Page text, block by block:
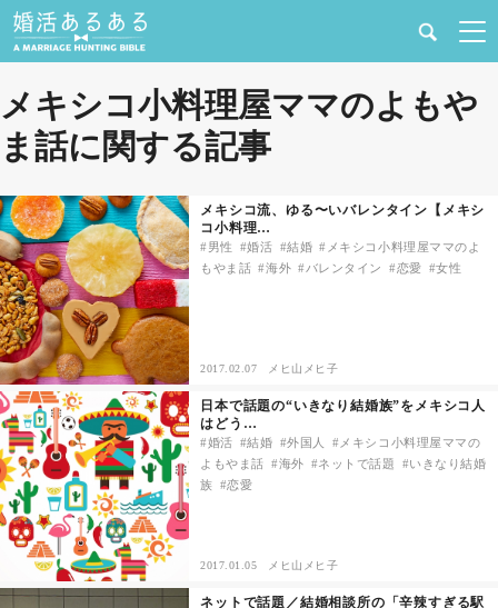
健康
婚活と結婚
恋愛の悩み
出会い
合コン・街コン
マッチングアプリ
結婚相談所
あるある
その他
メキシコ小料理屋ママのよもや
ま話に関する記事
メキシコ流、ゆる〜いバレンタイン【メキシ
コ小料理…
男性 婚活 結婚
メキシコ小料理屋ママのよ
もやま話
海外 バレンタイン 恋愛 女性
2017.02.07 メヒ山メヒ子
日本で話題の“いきなり結婚族”をメキシコ人
はどう…
婚活 結婚 外国人
メキシコ小料理屋ママの
よもやま話
海外 ネットで話題
いきなり結婚
族
恋愛
2017.01.05 メヒ山メヒ子
ネットで話題／結婚相談所の「辛辣すぎる駅